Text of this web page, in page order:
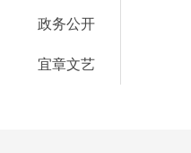
政务公开
宜章文艺